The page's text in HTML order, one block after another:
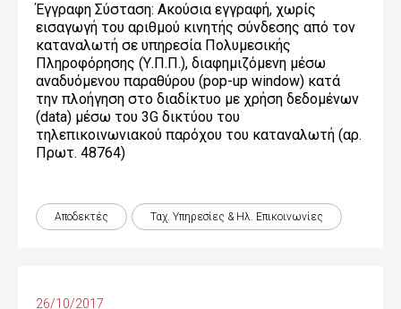
Έγγραφη Σύσταση: Ακούσια εγγραφή, χωρίς
εισαγωγή του αριθμού κινητής σύνδεσης από τον
καταναλωτή σε υπηρεσία Πολυμεσικής
Πληροφόρησης (Υ.Π.Π.), διαφημιζόμενη μέσω
αναδυόμενου παραθύρου (pop-up window) κατά
την πλοήγηση στο διαδίκτυο με χρήση δεδομένων
(data) μέσω του 3G δικτύου του
τηλεπικοινωνιακού παρόχου του καταναλωτή (αρ.
Πρωτ. 48764)
Αποδεκτές Ταχ. Υπηρεσίες & Ηλ. Επικοινωνίες
26/10/2017